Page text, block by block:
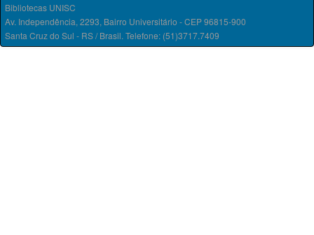
Bibliotecas UNISC
Av. Independência, 2293, Bairro Universitário - CEP 96815-900
Santa Cruz do Sul - RS / Brasil. Telefone: (51)3717.7409